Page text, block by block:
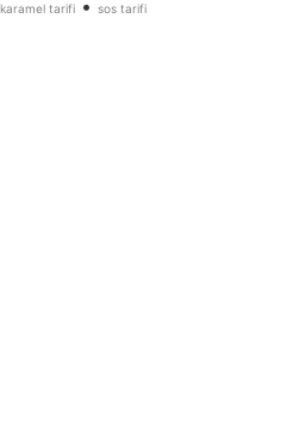
karamel tarifi • sos tarifi